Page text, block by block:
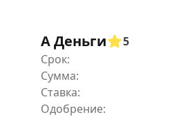
А Деньги
5
Срок:
Сумма:
Ставка:
Одобрение: